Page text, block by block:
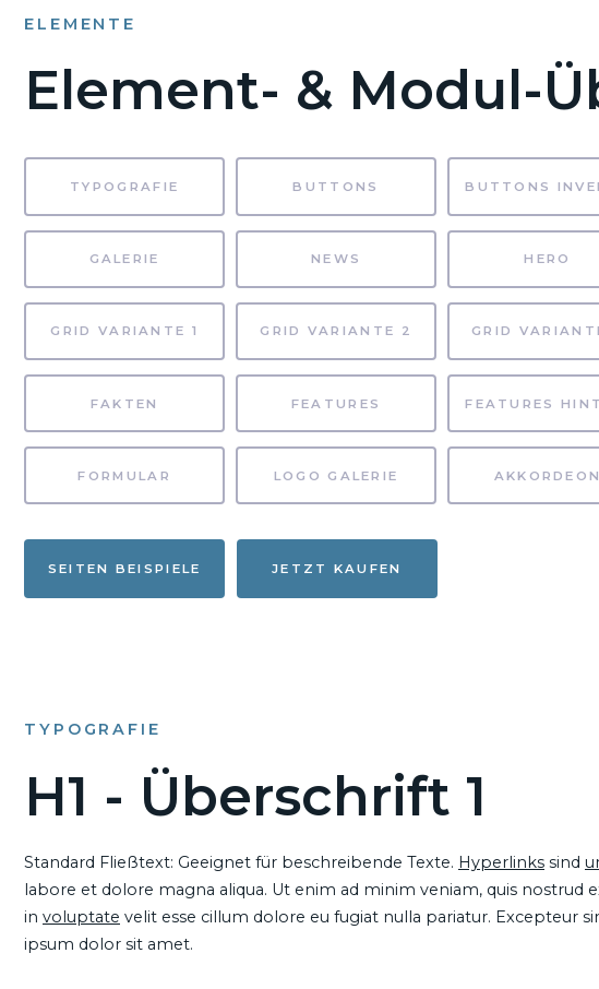
ELEMENTE
Element- & Modul-
TYPOGRAFIE BUTTONS
GALERIE NEWS HERO
GRID VARIANTE 1 GRID VARIANTE 2 GRID
FAKTEN FEATURES
FORMULAR LOGO GALERIE AKKORDEON
SEITEN BEISPIELE JETZT KAUFEN
TYPOGRAFIE
H1 - Überschrift 1
Standard Fließtext: Geeignet für beschreibende Texte. Hyperlinks sind
labore et dolore magna aliqua. Ut enim ad minim veniam, quis
in voluptate velit esse cillum dolore eu fugiat nulla pariatur. Excepteur
ipsum dolor sit amet.